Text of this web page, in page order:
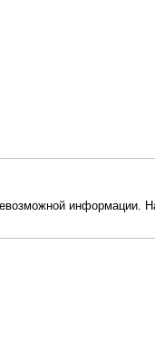
информации.